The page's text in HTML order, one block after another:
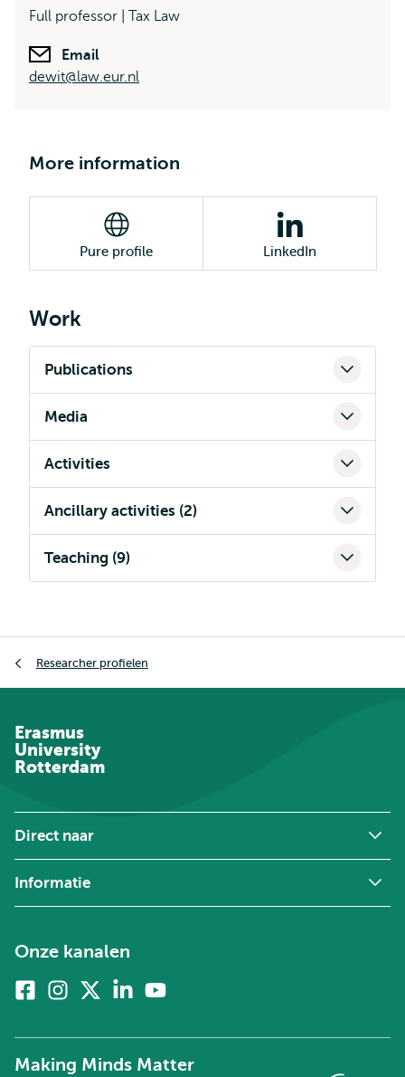
Full professor | Tax Law
Email
dewit@law.eur.nl
More information
Pure profile LinkedIn
Work
Publications
Media
Activities
Ancillary activities (2)
Teaching (9)
Researcher profielen
Erasmus
University
Rotterdam
Direct naar
Informatie
Onze kanalen
FacebookInstagram
twitter)
Linkedin
Making Minds Matter